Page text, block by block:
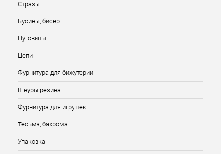
Стразы
Бусины, бисер
Пуговицы
Цепи
Фурнитура для бижутерии
Шнуры резина
Фурнитура для игрушек
Тесьма, бахрома
Упаковка